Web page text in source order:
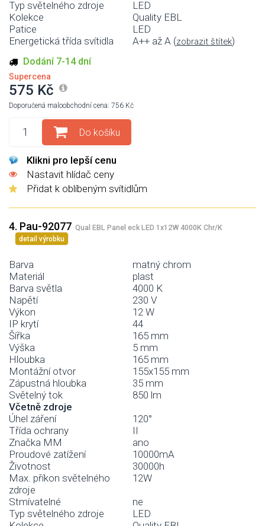
Typ světelného zdroje
LED
Kolekce
Quality EBL
Patice
LED
Energetická třída svítidla
A++ až A (zobrazit štítek)
Dodání 7-14 dní
Supercena
575 Kč
Doporučená maloobchodní cena: 756 Kč
Do košíku
Klikni pro lepší cenu
Nastavit hlídač ceny
Přidat k oblíbeným svítidlům
4. Pau-92077 Qual EBL Panel eck LED 1x12W 4000K Chr/K
detail výrobku
Barva
matný chrom
Materiál
plast
Barva světla
4000 K
Napětí
230 V
Výkon
12 W
IP krytí
44
Šířka
165 mm
Výška
5 mm
Hloubka
165 mm
Montážní otvor
155x155 mm
Zápustná hloubka
35 mm
Světelný tok
850 lm
Včetně zdroje
Úhel záření
120°
Třída ochrany
II
Značka MM
ano
Proudové zatížení
10000mA
Životnost
30000h
Max. příkon světelného
zdroje
12W
Stmívatelné
ne
Typ světelného zdroje
LED